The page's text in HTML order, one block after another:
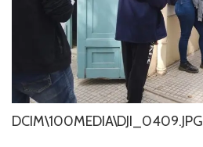
DCIM\100MEDIA\DJI_0409.JPG